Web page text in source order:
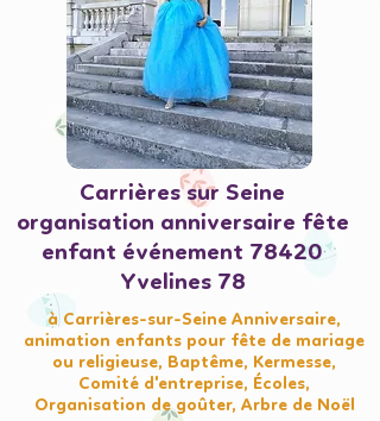
Carrières sur Seine
organisation anniversaire fête
enfant événement 78420
Yvelines 78
à Carrières-sur-Seine Anniversaire,
animation enfants pour fête de mariage
ou religieuse, Baptême, Kermesse,
Comité d'entreprise, Écoles,
Organisation de goûter, Arbre de Noël